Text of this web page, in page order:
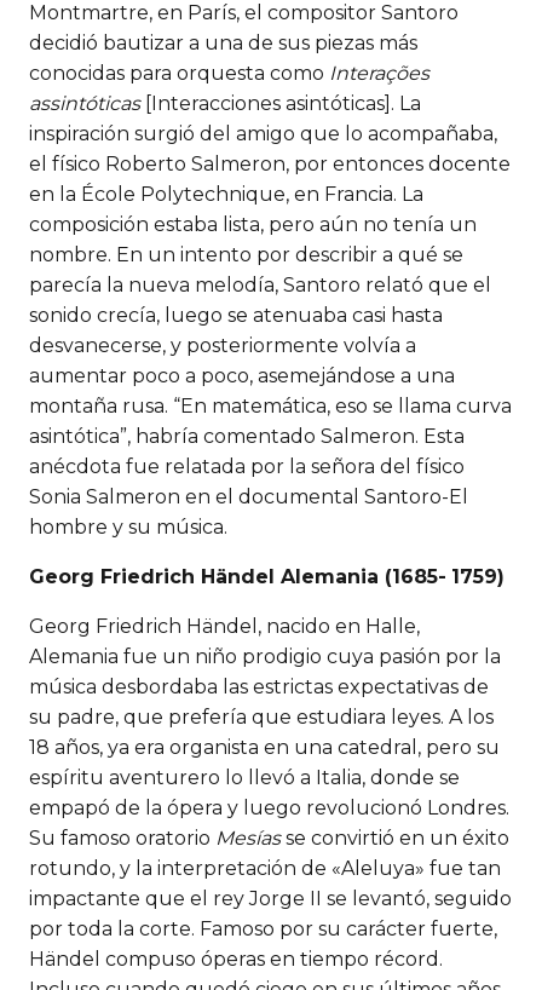
Montmartre, en París, el compositor Santoro
decidió bautizar a una de sus piezas más
conocidas para orquesta como Interações
assintóticas [Interacciones asintóticas]. La
inspiración surgió del amigo que lo acompañaba,
el físico Roberto Salmeron, por entonces docente
en la École Polytechnique, en Francia. La
composición estaba lista, pero aún no tenía un
nombre. En un intento por describir a qué se
parecía la nueva melodía, Santoro relató que el
sonido crecía, luego se atenuaba casi hasta
desvanecerse, y posteriormente volvía a
aumentar poco a poco, asemejándose a una
montaña rusa. “En matemática, eso se llama curva
asintótica”, habría comentado Salmeron. Esta
anécdota fue relatada por la señora del físico
Sonia Salmeron en el documental Santoro-El
hombre y su música.
Georg Friedrich Händel Alemania (1685- 1759)
Georg Friedrich Händel, nacido en Halle,
Alemania fue un niño prodigio cuya pasión por la
música desbordaba las estrictas expectativas de
su padre, que prefería que estudiara leyes. A los
18 años, ya era organista en una catedral, pero su
espíritu aventurero lo llevó a Italia, donde se
empapó de la ópera y luego revolucionó Londres.
Su famoso oratorio Mesíasse convirtió en un éxito
rotundo, y la interpretación de «Aleluya» fue tan
impactante que el rey Jorge II se levantó, seguido
por toda la corte. Famoso por su carácter fuerte,
Händel compuso óperas en tiempo récord.